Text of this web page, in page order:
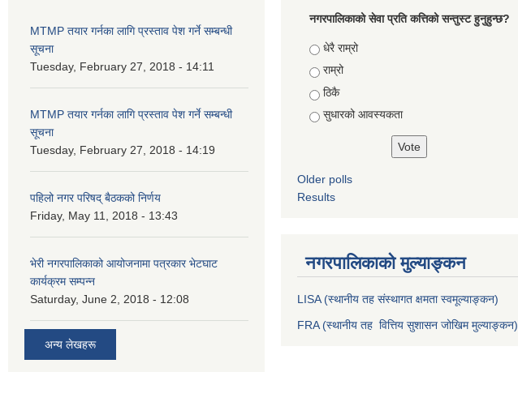
MTMP तयार गर्नका लागि प्रस्ताव पेश गर्ने सम्बन्धी
सूचना
Tuesday, February 27, 2018 - 14:11
MTMP तयार गर्नका लागि प्रस्ताव पेश गर्ने सम्बन्धी
सूचना
Tuesday, February 27, 2018 - 14:19
पहिलो नगर परिषद् बैठकको निर्णय
Friday, May 11, 2018 - 13:43
भेरी नगरपालिकाको आयोजनामा पत्रकार भेटघाट
कार्यक्रम सम्पन्न
Saturday, June 2, 2018 - 12:08
अन्य लेखहरू
नगरपालिकाको सेवा प्रति कत्तिको सन्तुस्ट हुनुहुन्छ?
Choices
धेरै राम्रो
राम्रो
ठिकै
सुधारको आवस्यकता
Older polls
Results
नगरपालिकाको मुल्याङ्कन
LISA (स्थानीय तह संस्थागत क्षमता स्वमूल्याङ्कन)
FRA (स्थानीय तह वित्तिय सुशासन जोखिम मुल्याङ्कन)